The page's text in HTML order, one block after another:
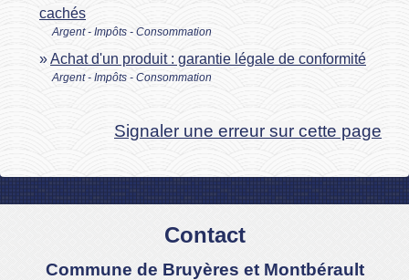
cachés
Argent - Impôts - Consommation
Achat d'un produit : garantie légale de conformité
Argent - Impôts - Consommation
Signaler une erreur sur cette page
Contact
Commune de Bruyères et Montbérault